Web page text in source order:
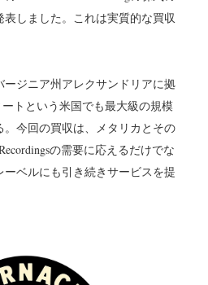
しました。これは実質的な買収
ージニア州アレクサンドリアに拠
トという米国でも最大級の規模
今回の買収は、メタリカとその
の需要に応えるだけでな
ーベルにも引き続きサービスを提